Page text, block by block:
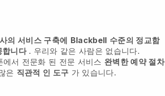
의 서비스 구축에 Blackbell 수준의 정교함
합니다. 우리와 같은 사람은 없습니다.
에서 전문화 된 전문 서비스 완벽한 예약 절차
은 직관적 인 도구 가 있습니다.